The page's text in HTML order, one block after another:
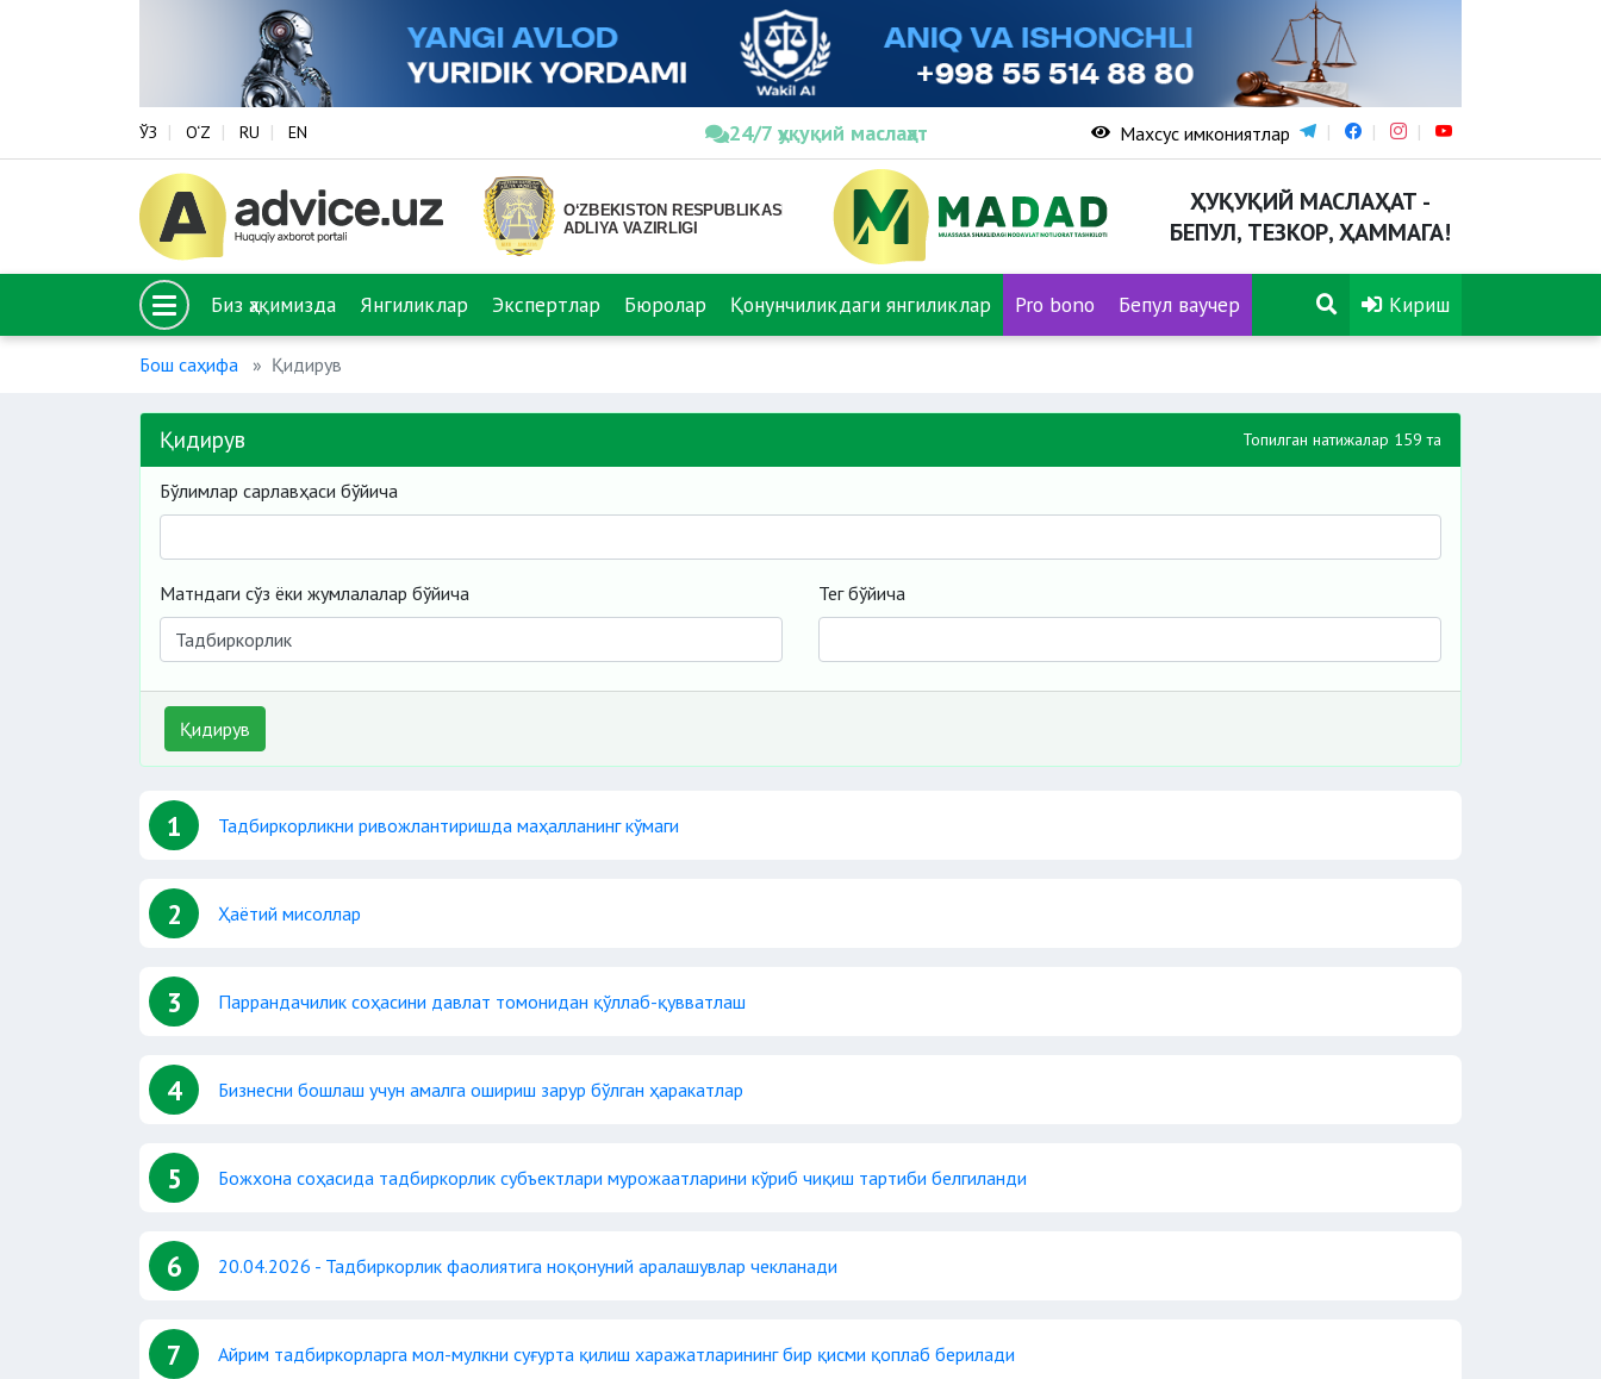
ЎЗ O‘Z RU EN 24/7 ҳуқуқий маслаҳат Махсус имкониятлар
ҲУҚУҚИЙ МАСЛАҲАТ -
БЕПУЛ, ТЕЗКОР, ҲАММАГА!
Биз ҳақимизда Янгиликлар Экспертлар Бюролар Қонунчиликдаги янгиликлар Pro bono Бепул ваучер Кириш
Бош саҳифа Қидирув
Қидирув Топилган натижалар 159 та
Бўлимлар сарлавҳаси бўйича
Матндаги сўз ёки жумлалалар бўйича Тег бўйича
Қидирув
1 Тадбиркорликни ривожлантиришда маҳалланинг кўмаги
2 Ҳаётий мисоллар
3 Паррандачилик соҳасини давлат томонидан қўллаб-қувватлаш
4 Бизнесни бошлаш учун амалга ошириш зарур бўлган ҳаракатлар
5 Божхона соҳасида тадбиркорлик субъектлари мурожаатларини кўриб чиқиш тартиби белгиланди
6 20.04.2026 - Тадбиркорлик фаолиятига ноқонуний аралашувлар чекланади
7 Айрим тадбиркорларга мол-мулкни суғурта қилиш харажатларининг бир қисми қоплаб берилади